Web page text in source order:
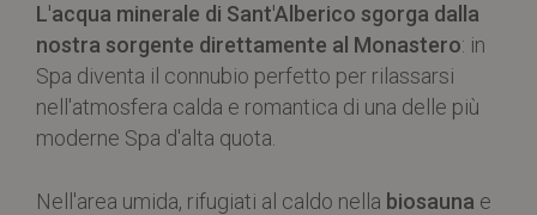
L'acqua minerale di Sant'Alberico sgorga dalla
nostra sorgente direttamente al Monastero: in
Spa diventa il connubio perfetto per rilassarsi
nell'atmosfera calda e romantica di una delle più
moderne Spa d'alta quota.
Nell'area umida, rifugiati al caldo nella biosauna e